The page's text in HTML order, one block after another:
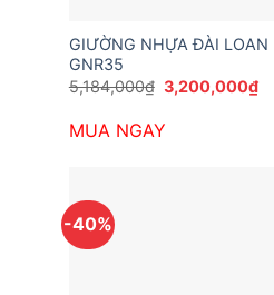
GIƯỜNG NHỰA ĐÀI LOAN
GNR35
5,184,000₫ Giá
gốc
5,184,000₫.
3,200,000₫Giá
MUA NGAY
-40%